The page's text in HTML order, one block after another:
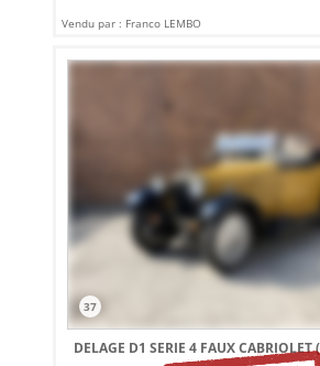
Vendu par : Franco LEMBO
37
DELAGE D1 SERIE 4 FAUX CABRIOLET